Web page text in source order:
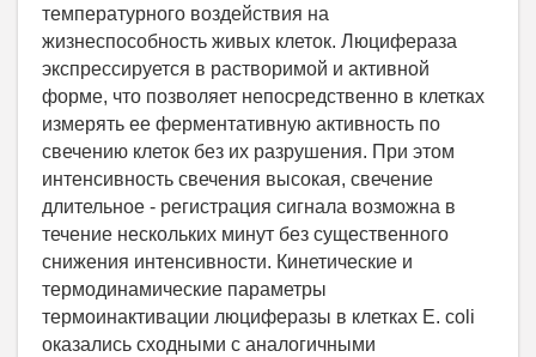
температурного воздействия на
жизнеспособность живых клеток. Люцифераза
экспрессируется в растворимой и активной
форме, что позволяет непосредственно в клетках
измерять ее ферментативную активность по
свечению клеток без их разрушения. При этом
интенсивность свечения высокая, свечение
длительное - регистрация сигнала возможна в
течение нескольких минут без существенного
снижения интенсивности. Кинетические и
термодинамические параметры
термоинактивации люциферазы в клетках E. сoli
оказались сходными с аналогичными